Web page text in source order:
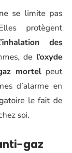
se limite pas
protègent
des
de l’oxyde
mortelpeut
d’alarme en
le fait de
soi.
gaz